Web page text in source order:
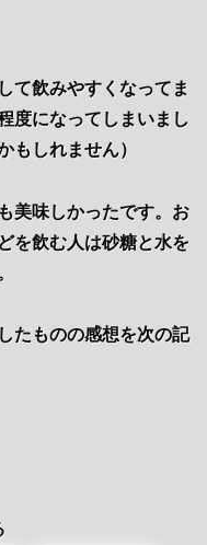
て飲みやすくなってま
度になってしまいまし
もしれません）
美味しかったです。お
を飲む人は砂糖と水を
たものの感想を次の記